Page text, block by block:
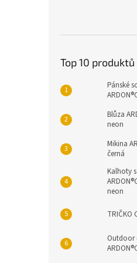
Top 10 produktů
Pánské
Blůza
neon
Mikina
černá
Kalhoty
neon
TRIČKO
Outdoor